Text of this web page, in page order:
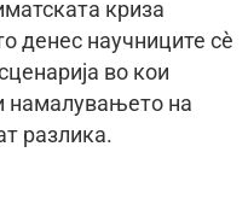
криза
денес научниците сè
во кои
намалувањето на
разлика.